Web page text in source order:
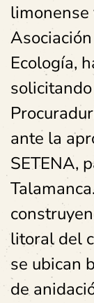
limonense
Ecología,
ante la
SETENA,
litoral del
se ubican
de